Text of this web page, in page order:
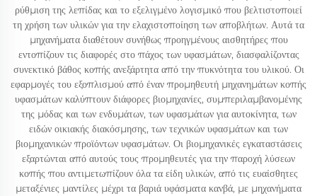
ρύθμιση της λεπίδας και το εξελιγμένο λογισμικό που βελτιστοποιεί
τη χρήση των υλικών για την ελαχιστοποίηση των αποβλήτων. Αυτά τα
μηχανήματα διαθέτουν συνήθως προηγμένους αισθητήρες που
εντοπίζουν τις διαφορές στο πάχος των υφασμάτων, διασφαλίζοντας
συνεκτικό βάθος κοπής ανεξάρτητα από την πυκνότητα του υλικού. Οι
εφαρμογές του εξοπλισμού από έναν προμηθευτή μηχανημάτων κοπής
υφασμάτων καλύπτουν διάφορες βιομηχανίες, συμπεριλαμβανομένης
της μόδας και των ενδυμάτων, των υφασμάτων για αυτοκίνητα, των
ειδών οικιακής διακόσμησης, των τεχνικών υφασμάτων και των
βιομηχανικών προϊόντων υφασμάτων. Οι βιομηχανικές εγκαταστάσεις
εξαρτώνται από αυτούς τους προμηθευτές για την παροχή λύσεων
κοπής που αντιμετωπίζουν όλα τα είδη υλικών, από τις ευαίσθητες
μεταξένιες μαντίλες μέχρι τα βαριά υφάσματα κανβά, με μηχανήματα